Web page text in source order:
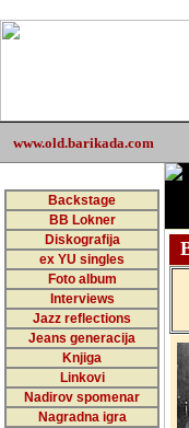
www.old.barikada.com
Backstage
BB Lokner
Diskografija
ex YU singles
Foto album
Interviews
Jazz reflections
Jeans generacija
Knjiga
Linkovi
Nadirov spomenar
Nagradna igra